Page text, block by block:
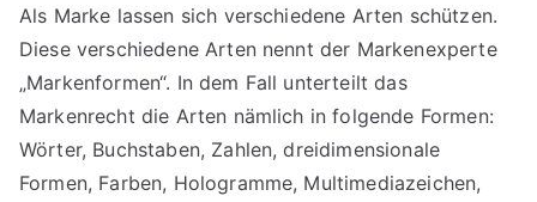
der
Marke
suchen
Als Marke lassen sich verschiedene Arten schützen.
Diese verschiedene Arten nennt der Markenexperte
„Markenformen“. In dem Fall unterteilt das
Markenrecht die Arten nämlich in folgende Formen:
Wörter, Buchstaben, Zahlen, dreidimensionale
Formen, Farben, Hologramme, Multimediazeichen,